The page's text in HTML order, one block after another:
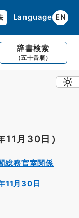
Language EN
辞書検索
（五十音順）
11月30日）
総務官室関係
11月30日